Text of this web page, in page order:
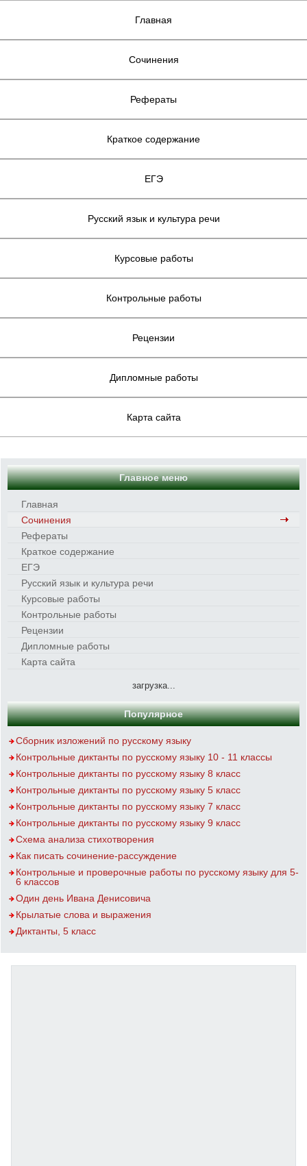
Главная
Сочинения
Рефераты
Краткое содержание
ЕГЭ
Русский язык и культура речи
Курсовые работы
Контрольные работы
Рецензии
Дипломные работы
Карта сайта
Главное меню
Главная
Сочинения
Рефераты
Краткое содержание
ЕГЭ
Русский язык и культура речи
Курсовые работы
Контрольные работы
Рецензии
Дипломные работы
Карта сайта
загрузка...
Популярное
Сборник изложений по русскому языку
Контрольные диктанты по русскому языку 10 - 11 классы
Контрольные диктанты по русскому языку 8 класс
Контрольные диктанты по русскому языку 5 класс
Контрольные диктанты по русскому языку 7 класс
Контрольные диктанты по русскому языку 9 класс
Схема анализа стихотворения
Как писать сочинение-рассуждение
Контрольные и проверочные работы по русскому языку для 5-
6 классов
Один день Ивана Денисовича
Крылатые слова и выражения
Диктанты, 5 класс